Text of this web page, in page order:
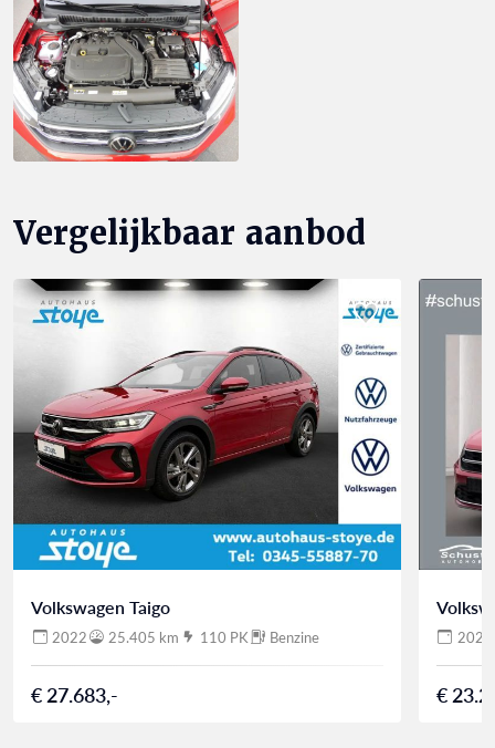
Vergelijkbaar aanbod
Volkswagen Taigo
2022 25.405 km 110 PK Benzine
€ 27.683,-
2022
€